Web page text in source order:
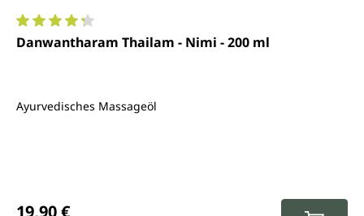
Durchschnittliche Bewertung von 4.3 von 5 Sternen
Danwantharam Thailam - Nimi - 200 ml
Ayurvedisches Massageöl
19,90 €